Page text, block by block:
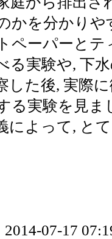
かを分かり
ペーパーと
る実験や, 下
した後, 実際
る実験を見
によって, と
2014-07-17